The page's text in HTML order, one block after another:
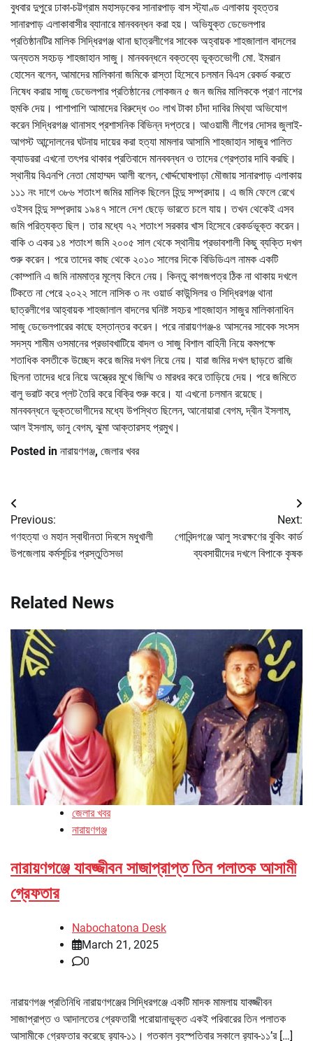
বুধবার দুপুরে ঢাকা-চট্টগ্রাম মহাসড়কের সানারপাড় বাস স্ট্যাণ্ড এলাকায় বৃহত্তর
সানারপাড় এলাকাবাসীর ব্যানারে মানববন্ধন করা হয়। অভিযুক্ত ডেভেলপার
প্রতিষ্ঠানটির মালিক সিদ্ধিরগঞ্জ থানা ছাত্রলীগের সাবেক অহ্বায়ক শাহজালাল বাদলের
অন্যতম সহচড় শাহজাহান সাজু। মানববন্ধনে বক্তব্যে ভূক্তভোগী মো. ইমরান
হোসেন বলেন, আমাদের মালিকানা জমিকে রাস্তা হিসেবে চলমান বিএস রেকর্ড করতে
নিষেধ করায় সাজু ডেভেলপার প্রতিষ্ঠানের লোকজন ৫ জন জমির মালিককে প্রাণ নাশের
হুমকি দেয়। পাশাপাশি আমাদের বিরুদ্ধে ৩০ লাখ টাকা চাঁদা দাবির মিথ্যা অভিযোগ
করেন সিদ্ধিরগঞ্জ থানাসহ প্রশাসনিক বিভিন্ন দপ্তরে। আওয়ামী লীগের দোসর জুলাই-
আগস্ট আন্দোলনের ঘটনায় দায়ের করা হত্যা মামলার আসামি শাহজাহান সাজুর পালিত
ক্যাডররা এখনো তৎপর থাকার প্রতিবাদে মানববন্ধন ও তাদের গ্রেপ্তার দাবি করছি।
স্থানীয় বিএনপি নেতা মোহাম্মদ আলী বলেন, খোর্দ্দঘোষপাড়া মৌজায় সানারপাড় এলাকায়
১১১ নং দাগে ৩৮৬ শতাংশ জমির মালিক ছিলেন হিন্দু সম্প্রদায়। এ জমি ফেলে রেখে
ওইসব হিন্দু সম্প্রদায় ১৯৪৭ সালে দেশ ছেড়ে ভারতে চলে যায়। তখন থেকেই এসব
জমি পরিত্যক্ত ছিল। তার মধ্যে ৭২ শতাংশ সরকার খাস হিসেবে রেকর্ডভূক্ত করেন।
বাকি ৩ একর ১৪ শতাংশ জমি ২০০৫ সাল থেকে স্থানীয় প্রভাবশালী কিছু ব্যক্তি দখল
শুরু করেন। পরে তাদের কাছ থেকে ২০১০ সালের দিকে বিডিডিএল নামক একটি
কোম্পানি এ জমি নামমাত্র মূল্যে কিনে নেয়। কিন্তু কাগজপত্র ঠিক না থাকায় দখলে
টিকতে না পেরে ২০২২ সালে নাসিক ৩ নং ওয়ার্ড কাউন্সিলর ও সিদ্ধিরগঞ্জ থানা
ছাত্রলীগের আহ্বায়ক শাহজালাল বাদলের ঘনিষ্ট সহচর শাহজাহান সাজুর মালিকানাধিন
সাজু ডেভেলপারের কাছে হস্তান্তর করেন। পরে নারায়ণগঞ্জ-৪ আসনের সাবেক সংসস
সদস্য শামীম ওসমানের প্রভাবখাটিয়ে বাদল ও সাজু বিশাল বাহিনী নিয়ে কমপক্ষে
শতাধিক বসতীকে উচ্ছেদ করে জমির দখল নিয়ে নেয়। যারা জমির দখল ছাড়তে রাজি
ছিলনা তাদের ধরে নিয়ে অস্ত্রের মুখে জিম্মি ও মারধর করে তাড়িয়ে দেয়। পরে জমিতে
বালু ভরাট করে প্লট তৈরি করে বিক্রি শুরু করে। যা এখনো চলমান রয়েছে।
মানববন্ধনে ভূক্তভোগীদের মধ্যে উপস্থিত ছিলেন, আনোয়ারা বেগম, দ্বীন ইসলাম,
আল ইসলাম, ভানু বেগম, ঝুমা আক্তারসহ প্রমুখ।
Posted in নারায়ণগঞ্জ, জেলার খবর
Post
navigation
Previous:
গণহত্যা ও মহান স্বাধীনতা দিবসে মধুখালী
উপজেলায় কর্মসূচির প্রস্তুতিসভা
Next:
গোবিন্দগঞ্জে আলু সংরক্ষণের বুকিং কার্ড
ব্যবসায়ীদের দখলে বিপাকে কৃষক
Related News
জেলার খবর
নারায়ণগঞ্জ
নারায়ণগঞ্জে যাবজ্জীবন সাজাপ্রাপ্ত তিন পলাতক আসামী
গ্রেফতার
Nabochatona Desk
March 21, 2025
0
নারায়ণগঞ্জ প্রতিনিধি নারায়ণগঞ্জের সিদ্ধিরগঞ্জে একটি মাদক মামলায় যাবজ্জীবন
সাজাপ্রাপ্ত ও আদালতের গ্রেফতারী পরোয়ানাভুক্ত একই পরিবারের তিন পলাতক
আসামীকে গ্রেফতার করেছে র‌্যাব-১১। গতকাল বৃহস্পতিবার সকালে র‌্যাব-১১’র […]